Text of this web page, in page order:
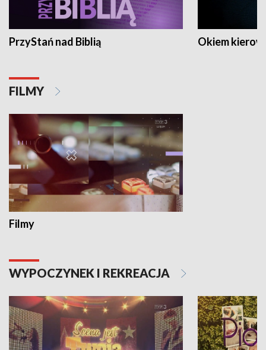
PrzyStań nad Biblią Okiem
FILMY
Filmy
WYPOCZYNEK I REKREACJA